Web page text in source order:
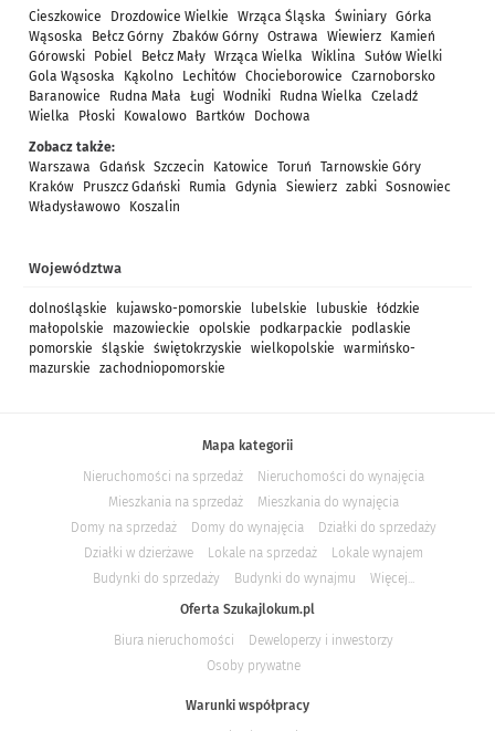
Cieszkowice Drozdowice Wielkie Wrząca Śląska Świniary Górka
Wąsoska
Bełcz Górny Zbaków Górny Ostrawa Wiewierz
Kamień
Górowski
Pobiel Bełcz Mały Wrząca Wielka Wiklina
Sułów Wielki
Gola Wąsoska
Kąkolno Lechitów Chocieborowice
Czarnoborsko
Baranowice
Rudna Mała Ługi Wodniki Rudna Wielka
Czeladź
Wielka
Płoski Kowalowo Bartków
Dochowa
Zobacz także:
Warszawa
Gdańsk Szczecin Katowice Toruń
Tarnowskie Góry
Kraków
Pruszcz Gdański Rumia Gdynia Siewierz zabki Sosnowiec
Władysławowo
Koszalin
Województwa
dolnośląskie kujawsko-pomorskie lubelskie lubuskie
łódzkie
małopolskie
mazowieckie opolskie podkarpackie
podlaskie
pomorskie
śląskie świętokrzyskie wielkopolskie
warmińsko-
mazurskie
zachodniopomorskie
Mapa kategorii
Nieruchomości na sprzedaż
Nieruchomości do wynajęcia
Mieszkania na sprzedaż
Mieszkania do wynajęcia
Domy na sprzedaż
Domy do wynajęcia
Działki do sprzedaży
Działki w dzierżawe
Lokale na sprzedaż
Lokale wynajem
Budynki do sprzedaży
Budynki do wynajmu
Więcej...
Oferta Szukajlokum.pl
Biura nieruchomości
Deweloperzy i inwestorzy
Osoby prywatne
Warunki współpracy